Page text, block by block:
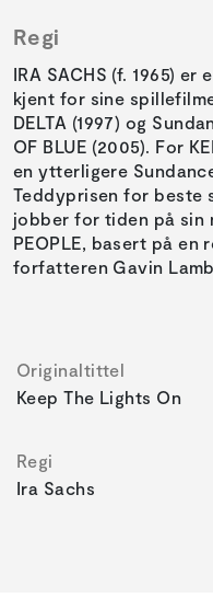
Regi
IRA SACHS (f. 1965)
kjent for sine
DELTA (1997) og
OF BLUE (2005). For
en ytterligere
Teddyprisen for beste
jobber for tiden på sin
PEOPLE, basert på en
forfatteren Gavin
Originaltittel
Keep The Lights On
Regi
Ira Sachs